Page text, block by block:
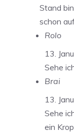
Stand
schon
Rolo
13.
Sehe
Brai
13.
Sehe
ein